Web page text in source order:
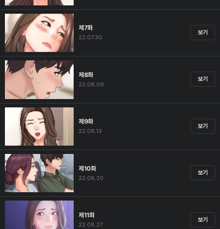
제7화
22.07.30
보기
제8화
22.08.06
보기
제9화
22.08.13
보기
제10화
22.08.20
보기
제11화
22.08.27
보기